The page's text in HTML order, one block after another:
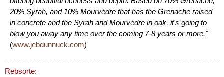
20% Syrah, and 10% Mourvèdre that has the Grenache raised
in concrete and the Syrah and Mourvèdre in oak, it's going to
blow you away any time over the coming 7-8 years or more."
(www.jebdunnuck.com)
Rebsorte: